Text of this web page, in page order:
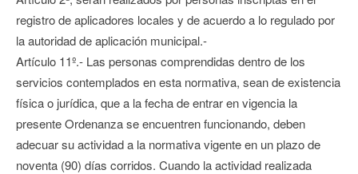
registro de aplicadores locales y de acuerdo a lo regulado por
la autoridad de aplicación municipal.-
Artículo 11º.- Las personas comprendidas dentro de los
servicios contemplados en esta normativa, sean de existencia
física o jurídica, que a la fecha de entrar en vigencia la
presente Ordenanza se encuentren funcionando, deben
adecuar su actividad a la normativa vigente en un plazo de
noventa (90) días corridos. Cuando la actividad realizada